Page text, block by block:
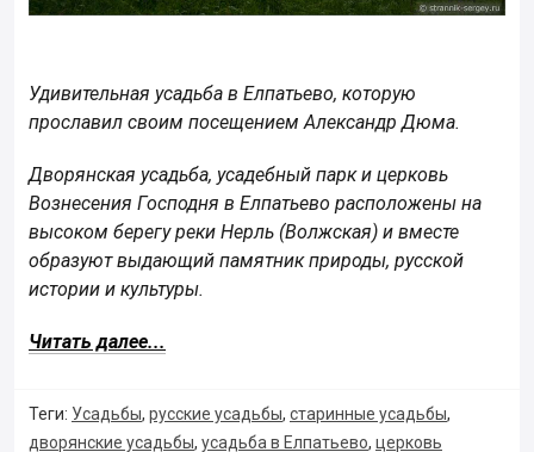
Удивительная усадьба в Елпатьево, которую
прославил своим посещением Александр Дюма.
Дворянская усадьба, усадебный парк и церковь
Вознесения Господня в Елпатьево расположены на
высоком берегу реки Нерль (Волжская) и вместе
образуют выдающий памятник природы, русской
истории и культуры.
Читать далее...
Теги: Усадьбы, русские усадьбы, старинные усадьбы,
дворянские усадьбы, усадьба в Елпатьево, церковь